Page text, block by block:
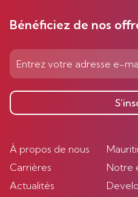
Bénéficiez de nos
À propos de nous
Carrières
Actualités
Notre